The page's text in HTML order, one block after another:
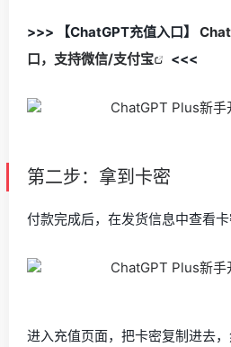
>>> 【ChatGPT充值入口】
口，支持微信/支付宝
<<<
第二步：拿到卡密
付款完成后，在发货信息中查看卡
进入充值页面，把卡密复制进去